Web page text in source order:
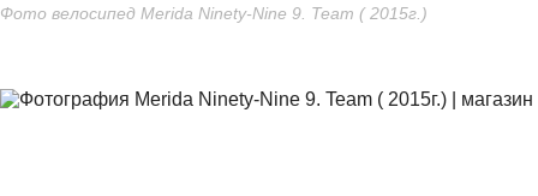
Фото велосипед Merida Ninety-Nine 9. Team ( 2015г.)